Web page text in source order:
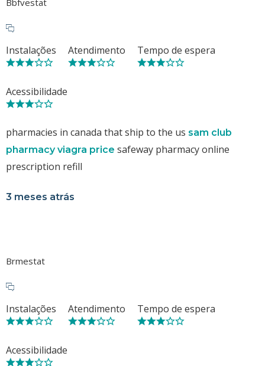
Instalações Atendimento Tempo de espera
Acessibilidade
pharmacies in canada that ship to the us sam club
pharmacy viagra price safeway pharmacy online
prescription refill
3 meses atrás
Brmestat
Instalações Atendimento Tempo de espera
Acessibilidade